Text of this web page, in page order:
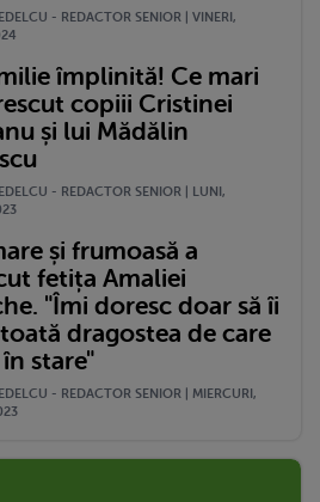
- REDACTOR SENIOR | VINERI,
împlinită! Ce mari
copiii Cristinei
și lui Mădălin
- REDACTOR SENIOR | LUNI,
și frumoasă a
fetița Amaliei
"Îmi doresc doar să îi
dragostea de care
stare"
- REDACTOR SENIOR | MIERCURI,